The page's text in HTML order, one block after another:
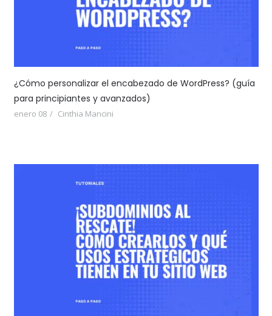
¿Cómo personalizar el encabezado de WordPress? (guía
para principiantes y avanzados)
enero 08 Cinthia Mancini